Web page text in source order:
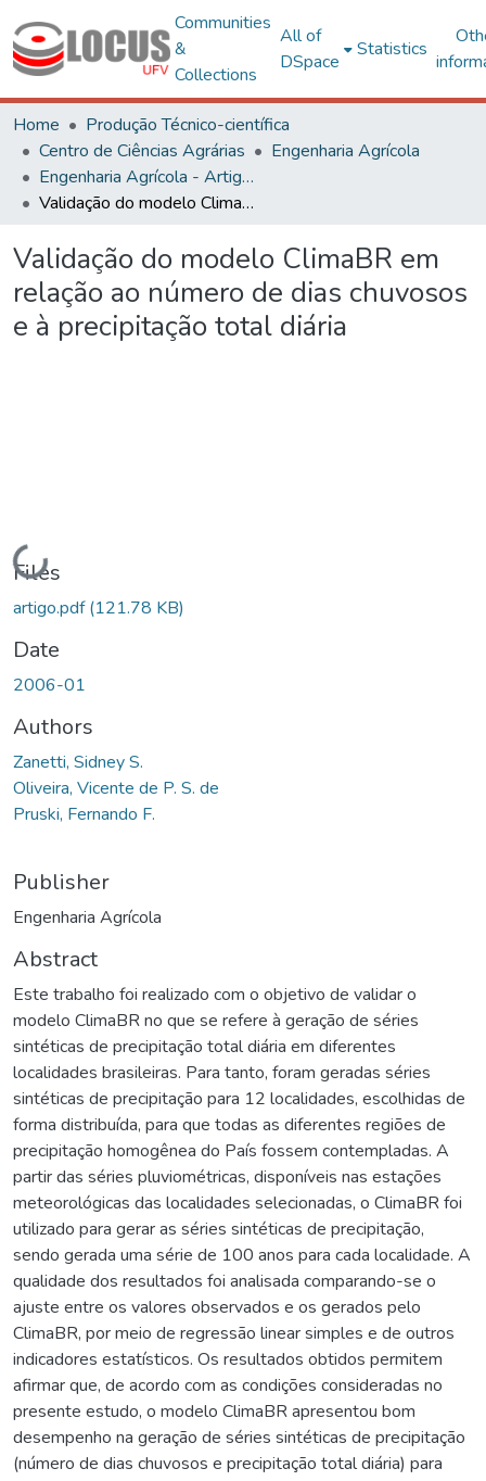
Communities
&
Collections
All of
DSpace
Statistics
Home
Produção Técnico-científica
Centro de Ciências Agrárias
Engenharia Agrícola
Engenharia Agrícola - Artigos
Validação do modelo ClimaBR em relação ao número de dias chuvosos e à precipitação total diária
Validação do modelo ClimaBR em
relação ao número de dias chuvosos
e à precipitação total diária
Loading...
Files
artigo.pdf(121.78 KB)
Date
2006-01
Authors
Zanetti, Sidney S.
Oliveira, Vicente de P. S. de
Pruski, Fernando F.
Publisher
Engenharia Agrícola
Abstract
Este trabalho foi realizado com o objetivo de validar o
modelo ClimaBR no que se refere à geração de séries
sintéticas de precipitação total diária em diferentes
localidades brasileiras. Para tanto, foram geradas séries
sintéticas de precipitação para 12 localidades, escolhidas de
forma distribuída, para que todas as diferentes regiões de
precipitação homogênea do País fossem contempladas. A
partir das séries pluviométricas, disponíveis nas estações
meteorológicas das localidades selecionadas, o ClimaBR foi
utilizado para gerar as séries sintéticas de precipitação,
sendo gerada uma série de 100 anos para cada localidade. A
qualidade dos resultados foi analisada comparando-se o
ajuste entre os valores observados e os gerados pelo
ClimaBR, por meio de regressão linear simples e de outros
indicadores estatísticos. Os resultados obtidos permitem
afirmar que, de acordo com as condições consideradas no
presente estudo, o modelo ClimaBR apresentou bom
desempenho na geração de séries sintéticas de precipitação
(número de dias chuvosos e precipitação total diária) para